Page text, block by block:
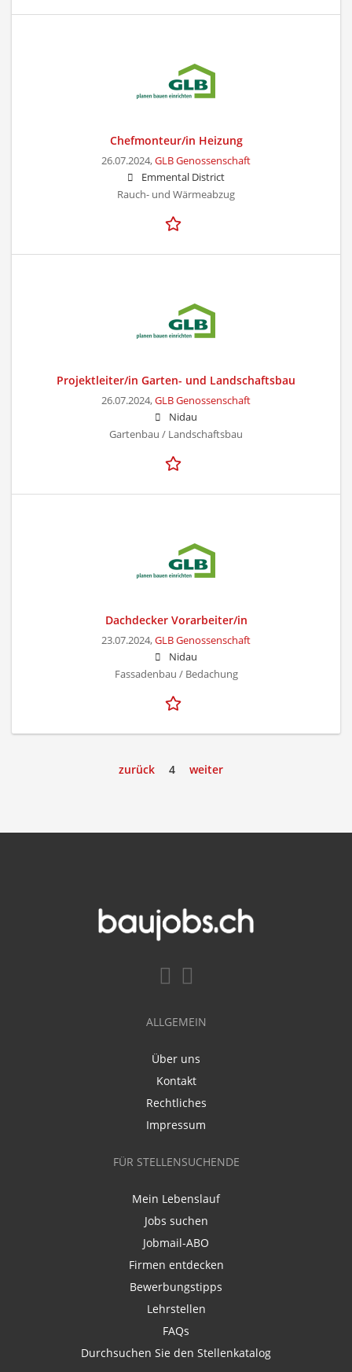
Chefmonteur/in Heizung
26.07.2024,GLB Genossenschaft
Emmental District
Rauch- und Wärmeabzug
Projektleiter/in Garten- und Landschaftsbau
26.07.2024,GLB Genossenschaft
Nidau
Gartenbau / Landschaftsbau
Dachdecker Vorarbeiter/in
23.07.2024,GLB Genossenschaft
Nidau
Fassadenbau / Bedachung
zurück 4 weiter
ALLGEMEIN
Über uns
Kontakt
Rechtliches
Impressum
FÜR STELLENSUCHENDE
Mein Lebenslauf
Jobs suchen
Jobmail-ABO
Firmen entdecken
Bewerbungstipps
Lehrstellen
FAQs
Durchsuchen Sie den Stellenkatalog